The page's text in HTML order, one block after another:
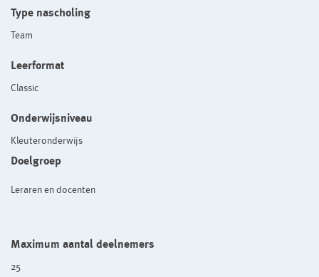
Type nascholing
Team
Leerformat
Classic
Onderwijsniveau
Kleuteronderwijs
Doelgroep
Leraren en docenten
Maximum aantal deelnemers
25